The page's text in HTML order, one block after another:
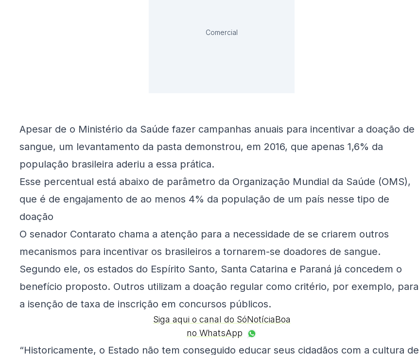
Comercial
Apesar de o Ministério da Saúde fazer campanhas anuais para incentivar a doação de
sangue, um levantamento da pasta demonstrou, em 2016, que apenas 1,6% da
população brasileira aderiu a essa prática.
Esse percentual está abaixo de parâmetro da Organização Mundial da Saúde (OMS),
que é de engajamento de ao menos 4% da população de um país nesse tipo de
doação
O senador Contarato chama a atenção para a necessidade de se criarem outros
mecanismos para incentivar os brasileiros a tornarem-se doadores de sangue.
Segundo ele, os estados do Espírito Santo, Santa Catarina e Paraná já concedem o
benefício proposto. Outros utilizam a doação regular como critério, por exemplo, para
a isenção de taxa de inscrição em concursos públicos.
Siga aqui o canal do SóNotíciaBoa
no WhatsApp
“Historicamente, o Estado não tem conseguido educar seus cidadãos com a cultura de